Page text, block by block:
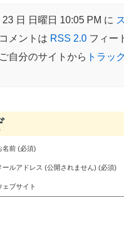
日 日曜日 10:05 PM に
メントは RSS 2.0フィー
自分のサイトから トラッ
名前 (必須)
ールアドレス (公開されません) (必須)
ェブサイト